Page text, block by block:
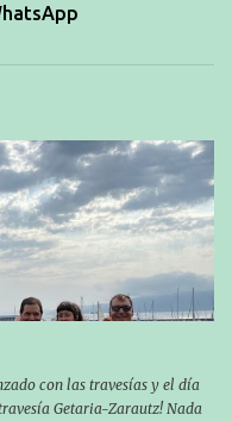
con las travesías y el día
Getaria-Zarautz! Nada